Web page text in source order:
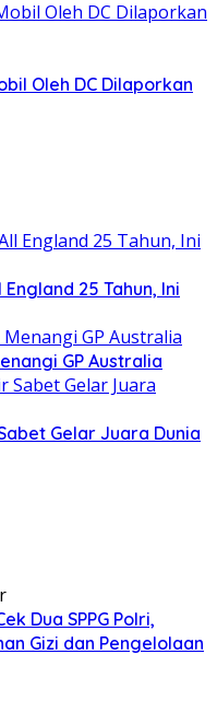
Oleh DC Dilaporkan
25 Tahun, Ini
GP Australia
Gelar Juara Dunia
Dua SPPG Polri,
Gizi dan Pengelolaan